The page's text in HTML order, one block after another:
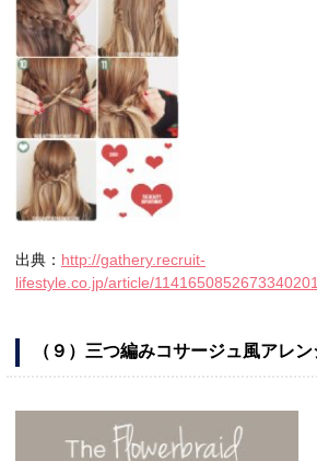
出典： http://gathery.recruit-
lifestyle.co.jp/article/
（９）三つ編みコサージュ風アレン